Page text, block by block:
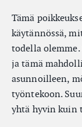
Tämä
käytännössä,
todella
ja tämä
asunnoilleen,
työntekoon.
yhtä hyvin kuin